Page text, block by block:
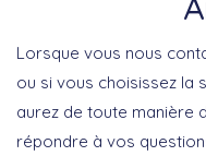
Lorsque vous nous
ou si vous choisissez la
aurez de toute manière
répondre à vos